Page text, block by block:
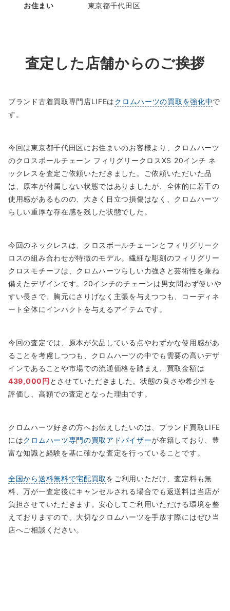
お住まい 東京都千代田区
査定した店舗からのご挨拶
ブランド古着買取専門店LIFEはクロムハーツの買取を強化中で
す。
今回は東京都千代田区にお住まいのお客様より、クロムハーツ
のクロスボールチェーン フィリグリークロスXS 20インチ ネ
ックレスを査定ご依頼いただきました。ご依頼いただいた品
は、原本が付属しない状態ではありましたが、全体的に若干の
使用感があるものの、大きく目立つ損傷はなく、クロムハーツ
らしい重厚な存在感を残した状態でした。
今回のネックレスは、クロスボールチェーンとフィリグリーク
ロスの組み合わせが特徴のモデル。繊細な彫刻のフィリグリー
クロスモチーフは、クロムハーツらしい力強さと芸術性を兼ね
備えたデザインです。20インチのチェーンは男女問わず使いや
すい長さで、胸元にさりげなく主張を与えつつも、コーディネ
ート全体にインパクトを与えるアイテムです。
今回の査定では、原本が欠品している点やわずかな使用感があ
ることを考慮しつつも、クロムハーツの中でも需要の高いデザ
インであることや市場での流通価格を踏まえ、買取金額は
439,000円 とさせていただきました。状態の良さや希少性を
評価し、高額での査定となった理由です。
クロムハーツ好きの方へお伝えしたいのは、ブランド買取LIFE
にはクロムハーツ専門の買取アドバイザーが在籍しており、豊
富な知識と経験を基に確かな査定を行っていることです。
全国から送料無料で宅配買取 をご利用いただけ、査定料も無
料、万が一査定後にキャンセルされる場合でも返送料は当店が
負担させていただきます。安心してご利用いただける環境を整
えておりますので、大切なクロムハーツを手放す際にはぜひ当
店へご相談ください。